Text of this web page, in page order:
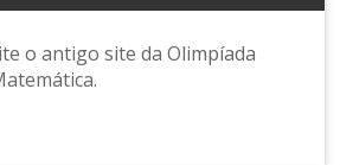
o antigo site da Olimpíada